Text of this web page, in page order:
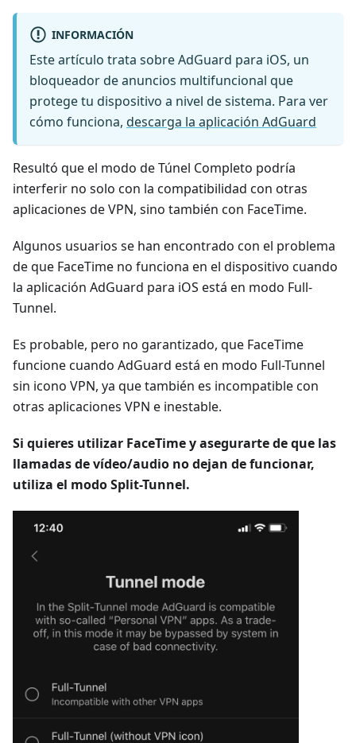
INFORMACIÓN
Este artículo trata sobre AdGuard para iOS, un
bloqueador de anuncios multifuncional que
protege tu dispositivo a nivel de sistema. Para ver
cómo funciona, descarga la aplicación AdGuard
Resultó que el modo de Túnel Completo podría
interferir no solo con la compatibilidad con otras
aplicaciones de VPN, sino también con FaceTime.
Algunos usuarios se han encontrado con el problema
de que FaceTime no funciona en el dispositivo cuando
la aplicación AdGuard para iOS está en modo Full-
Tunnel.
Es probable, pero no garantizado, que FaceTime
funcione cuando AdGuard está en modo Full-Tunnel
sin icono VPN, ya que también es incompatible con
otras aplicaciones VPN e inestable.
Si quieres utilizar FaceTime y asegurarte de que las
llamadas de vídeo/audio no dejan de funcionar,
utiliza el modo Split-Tunnel.